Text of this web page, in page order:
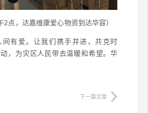
2点，达嘉维康爱心物资到达华容）
间有爱。让我们携手并进，共克时
，为灾区人民带去温暖和希望。华
下一篇文章